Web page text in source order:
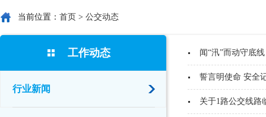
当前位置： 首页 > 公交动态
工作动态
行业新闻
闻“汛”而动守底
誓言明使命 安全
关于1路公交线路